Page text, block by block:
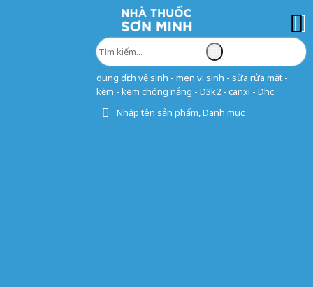
dung dịch vệ sinh - men vi sinh - sữa rửa mặt -
kẽm - kem chống nắng - D3k2 - canxi - Dhc
Nhập tên sản phẩm, Danh mục